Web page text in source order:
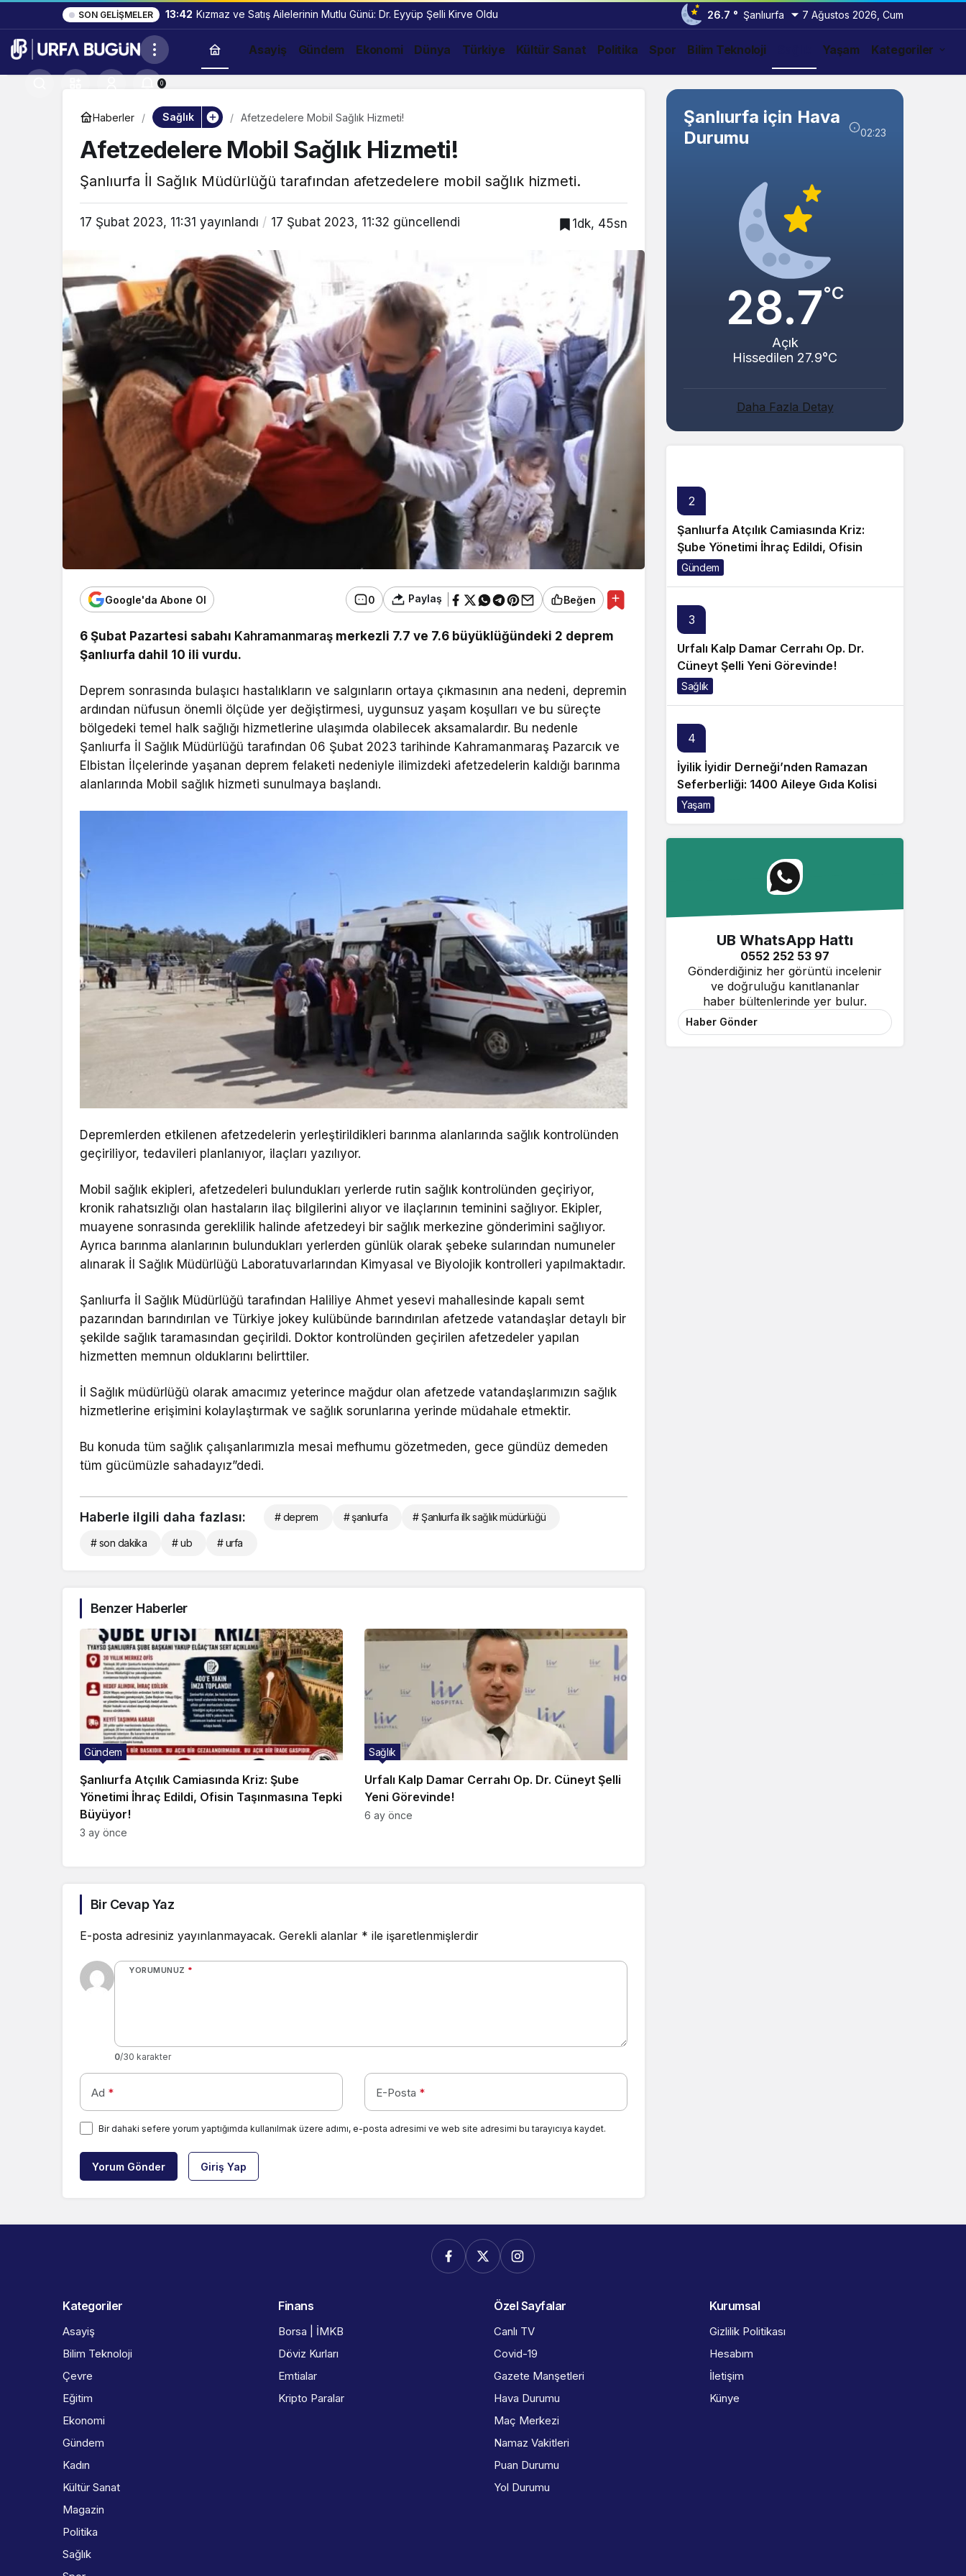
SON GELIŞMELER 13:42 Kızmaz ve Satış Ailelerinin Mutlu Günü: Dr. Eyyüp Şelli Kirve Oldu 26.7 ° Şanlıurfa 7 Ağustos 2026, Cum
Asayiş Gündem Ekonomi Dünya Türkiye Kültür Sanat Politika Spor Bilim Teknoloji Yaşam Kategoriler
0
Haberler Sağlık Afetzedelere Mobil Sağlık Hizmeti!
Afetzedelere Mobil Sağlık Hizmeti!
Şanlıurfa İl Sağlık Müdürlüğü tarafından afetzedelere mobil sağlık hizmeti.
17 Şubat 2023, 11:31 yayınlandı 17 Şubat 2023, 11:32 güncellendi 1dk, 45sn
Google'da Abone Ol 0 Paylaş Beğen
6 Şubat Pazartesi sabahı Kahramanmaraş merkezli 7.7 ve 7.6 büyüklüğündeki 2 deprem
Şanlıurfa dahil 10 ili vurdu.
Deprem sonrasında bulaşıcı hastalıkların ve salgınların ortaya çıkmasının ana nedeni, depremin
ardından nüfusun önemli ölçüde yer değiştirmesi, uygunsuz yaşam koşulları ve bu süreçte
bölgedeki temel halk sağlığı hizmetlerine ulaşımda olabilecek aksamalardır. Bu nedenle
Şanlıurfa İl Sağlık Müdürlüğü tarafından 06 Şubat 2023 tarihinde Kahramanmaraş Pazarcık ve
Elbistan İlçelerinde yaşanan deprem felaketi nedeniyle ilimizdeki afetzedelerin kaldığı barınma
alanlarında Mobil sağlık hizmeti sunulmaya başlandı.
Depremlerden etkilenen afetzedelerin yerleştirildikleri barınma alanlarında sağlık kontrolünden
geçiriliyor, tedavileri planlanıyor, ilaçları yazılıyor.
Mobil sağlık ekipleri, afetzedeleri bulundukları yerlerde rutin sağlık kontrolünden geçiriyor,
kronik rahatsızlığı olan hastaların ilaç bilgilerini alıyor ve ilaçlarının teminini sağlıyor. Ekipler,
muayene sonrasında gereklilik halinde afetzedeyi bir sağlık merkezine gönderimini sağlıyor.
Ayrıca barınma alanlarının bulundukları yerlerden günlük olarak şebeke sularından numuneler
alınarak İl Sağlık Müdürlüğü Laboratuvarlarından Kimyasal ve Biyolojik kontrolleri yapılmaktadır.
Şanlıurfa İl Sağlık Müdürlüğü tarafından Haliliye Ahmet yesevi mahallesinde kapalı semt
pazarından barındırılan ve Türkiye jokey kulübünde barındırılan afetzede vatandaşlar detaylı bir
şekilde sağlık taramasından geçirildi. Doktor kontrolünden geçirilen afetzedeler yapılan
hizmetten memnun olduklarını belirttiler.
İl Sağlık müdürlüğü olarak amacımız yeterince mağdur olan afetzede vatandaşlarımızın sağlık
hizmetlerine erişimini kolaylaştırmak ve sağlık sorunlarına yerinde müdahale etmektir.
Bu konuda tüm sağlık çalışanlarımızla mesai mefhumu gözetmeden, gece gündüz demeden
tüm gücümüzle sahadayız”dedi.
Haberle ilgili daha fazlası: # deprem # şanlıurfa # Şanlıurfa ilk sağlık müdürlüğü
# son dakika # ub # urfa
Benzer Haberler
Şanlıurfa Atçılık Camiasında Kriz: Şube
Yönetimi İhraç Edildi, Ofisin Taşınmasına Tepki
Büyüyor!
Gündem
3 ay önce
Urfalı Kalp Damar Cerrahı Op. Dr. Cüneyt Şelli
Yeni Görevinde!
Sağlık
6 ay önce
Bir Cevap Yaz
E-posta adresiniz yayınlanmayacak. Gerekli alanlar * ile işaretlenmişlerdir
YORUMUNUZ *
0/30 karakter
Ad * E-Posta *
Bir dahaki sefere yorum yaptığımda kullanılmak üzere adımı, e-posta adresimi ve web site adresimi bu tarayıcıya kaydet.
Yorum Gönder Giriş Yap
Şanlıurfa için Hava
Durumu
02:23
28.7°C
Açık
Hissedilen 27.9°C
Daha Fazla Detay
Abacı ve Abul Ailelerinin Mutlu Günü!
2
Şanlıurfa Atçılık Camiasında Kriz:
Şube Yönetimi İhraç Edildi, Ofisin
Taşınmasına Tepki Büyüyor!
Gündem
3
Urfalı Kalp Damar Cerrahı Op. Dr.
Cüneyt Şelli Yeni Görevinde!
Sağlık
4
İyilik İyidir Derneği’nden Ramazan
Seferberliği: 1400 Aileye Gıda Kolisi
Yaşam
UB WhatsApp Hattı
0552 252 53 97
Gönderdiğiniz her görüntü incelenir
ve doğruluğu kanıtlananlar
haber bültenlerinde yer bulur.
Haber Gönder
Kategoriler
Asayiş
Bilim Teknoloji
Çevre
Eğitim
Ekonomi
Gündem
Kadın
Kültür Sanat
Magazin
Politika
Sağlık
Finans
Borsa | İMKB
Döviz Kurları
Emtialar
Kripto Paralar
Özel Sayfalar
Canlı TV
Covid-19
Gazete Manşetleri
Hava Durumu
Maç Merkezi
Namaz Vakitleri
Puan Durumu
Yol Durumu
Kurumsal
Gizlilik Politikası
Hesabım
İletişim
Künye